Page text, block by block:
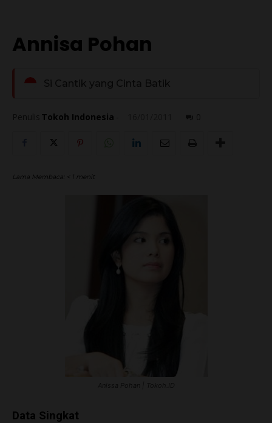
Annisa Pohan
Si Cantik yang Cinta Batik
Tokoh Indonesia
Lama Membaca: < 1 menit
Data Singkat